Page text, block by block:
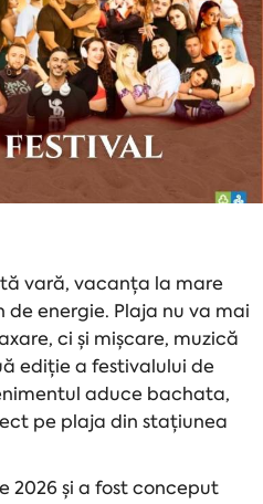
vară, vacanța la mare
energie. Plaja nu va mai
ci și mișcare, muzică
ediție a festivalului de
aduce bachata,
pe plaja din stațiunea
2026 și a fost conceput